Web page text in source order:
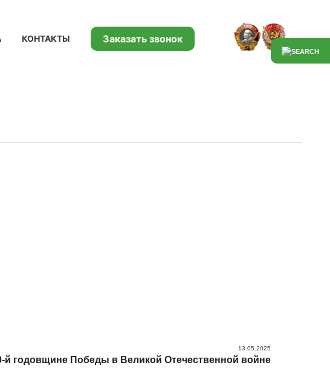
КОНТАКТЫ Заказать звонок
13.05.2025
годовщине Победы в Великой Отечественной войне